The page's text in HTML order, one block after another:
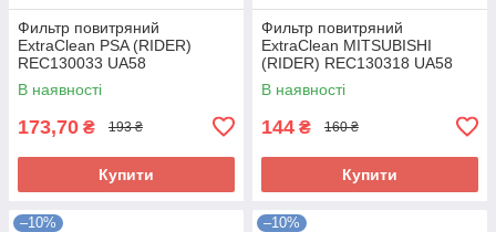
Фильтр повитряний
ExtraClean PSA (RIDER)
REC130033 UA58
В наявності
173,70 ₴ 193 ₴
Купити
Фильтр повитряний
ExtraClean MITSUBISHI
(RIDER) REC130318 UA58
В наявності
144 ₴ 160 ₴
Купити
–10% –10%